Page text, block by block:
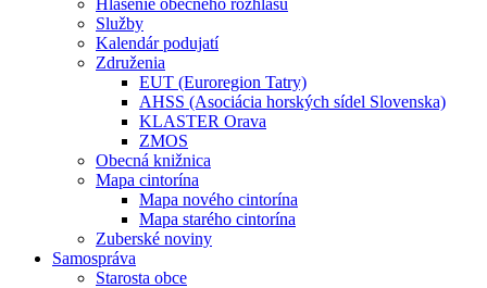
Hlásenie obecného rozhlasu
Služby
Kalendár podujatí
Združenia
EUT (Euroregion Tatry)
AHSS (Asociácia horských sídel Slovenska)
KLASTER Orava
ZMOS
Obecná knižnica
Mapa cintorína
Mapa nového cintorína
Mapa starého cintorína
Zuberské noviny
Samospráva
Starosta obce